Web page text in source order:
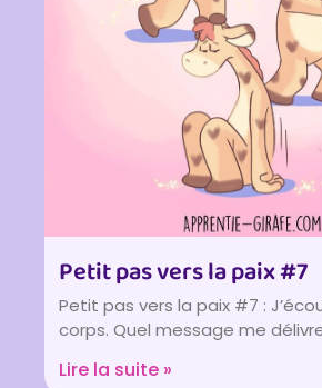
Petit pas vers la paix #7
Petit pas vers la paix #7 :
corps. Quel message me
Lire la suite »